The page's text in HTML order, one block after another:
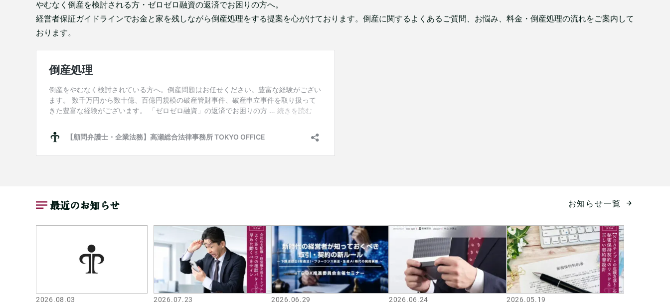
やむなく倒産を検討される方・ゼロゼロ融資の返済でお困りの方へ。
経営者保証ガイドラインでお金と家を残しながら倒産処理をする提案を心がけております。倒産に関するよくあるご質問、お悩み、料金・倒産処理の流れをご案内して
おります。
最近のお知らせ お知らせ一覧
2026.08.03 2026.07.23 2026.06.29 2026.06.24 2026.05.19